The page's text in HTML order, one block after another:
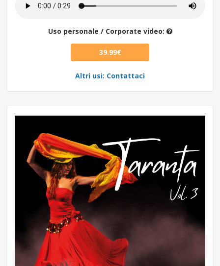
Uso personale / Corporate video:
39.99€
Altri usi: Contattaci